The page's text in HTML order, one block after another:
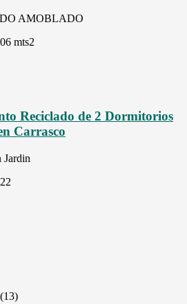
AMOBLADO
mts2
Reciclado de 2 Dormitorios
Carrasco
Jardin
(13)